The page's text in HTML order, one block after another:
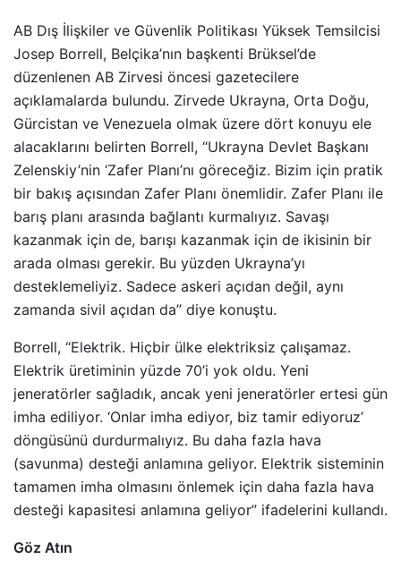
AB Dış İlişkiler ve Güvenlik Politikası Yüksek Temsilcisi
Josep Borrell, Belçika’nın başkenti Brüksel’de
düzenlenen AB Zirvesi öncesi gazetecilere
açıklamalarda bulundu. Zirvede Ukrayna, Orta Doğu,
Gürcistan ve Venezuela olmak üzere dört konuyu ele
alacaklarını belirten Borrell, “Ukrayna Devlet Başkanı
Zelenskiy’nin ‘Zafer Planı’nı göreceğiz. Bizim için pratik
bir bakış açısından Zafer Planı önemlidir. Zafer Planı ile
barış planı arasında bağlantı kurmalıyız. Savaşı
kazanmak için de, barışı kazanmak için de ikisinin bir
arada olması gerekir. Bu yüzden Ukrayna’yı
desteklemeliyiz. Sadece askeri açıdan değil, aynı
zamanda sivil açıdan da” diye konuştu.
Borrell, “Elektrik. Hiçbir ülke elektriksiz çalışamaz.
Elektrik üretiminin yüzde 70’i yok oldu. Yeni
jeneratörler sağladık, ancak yeni jeneratörler ertesi gün
imha ediliyor. ‘Onlar imha ediyor, biz tamir ediyoruz’
döngüsünü durdurmalıyız. Bu daha fazla hava
(savunma) desteği anlamına geliyor. Elektrik sisteminin
tamamen imha olmasını önlemek için daha fazla hava
desteği kapasitesi anlamına geliyor” ifadelerini kullandı.
Göz Atın